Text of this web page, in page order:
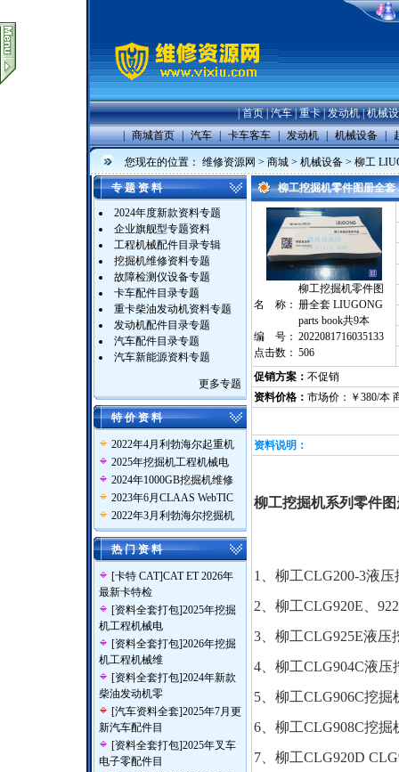
|首页|汽车|重卡|发动机|机械
| 商城首页 | 汽车 | 卡车客车 | 发动机 | 机械设备 |
您现在的位置： 维修资源网 > 商城 > 机械设备 > 柳工
专 题 资 料
2024年度新款资料专题
企业旗舰型专题资料
工程机械配件目录专辑
挖掘机维修资料专题
故障检测仪设备专题
卡车配件目录专题
重卡柴油发动机资料专题
发动机配件目录专题
汽车配件目录专题
汽车新能源资料专题
更多专题
特 价 资 料
2022年4月利勃海尔起重机
2025年挖掘机工程机械电
2024年1000GB挖掘机维修
2023年6月CLAAS WebTIC
2022年3月利勃海尔挖掘机
热 门 资 料
[卡特 CAT]CAT ET 2026年
最新卡特检
[资料全套打包]2025年挖掘
机工程机械电
[资料全套打包]2026年挖掘
机工程机械维
[资料全套打包]2024年新款
柴油发动机零
[汽车资料全套]2025年7月更
新汽车配件目
[资料全套打包]2025年叉车
电子零配件目
柳工挖掘机零件图册全
名 称：
柳工挖掘机零件图
册全套 LIUGONG
parts book共9本
编 号： 2022081716035133
点击数： 506
促销方案： 不促销
资料价格： 市场价：￥380/本
资料说明：
柳工挖掘机系列零件
1、柳工CLG200-3液
2、柳工CLG920E、
3、柳工CLG925E液压
4、柳工CLG904C液
5、柳工CLG906C挖
6、柳工CLG908C挖
7、柳工CLG920D